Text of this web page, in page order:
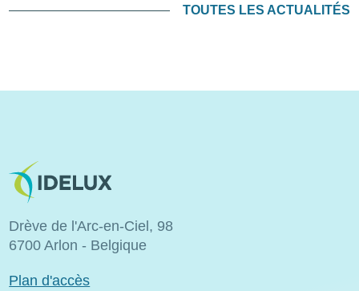
TOUTES LES ACTUALITÉS
Image
Drève de l'Arc-en-Ciel, 98
6700 Arlon - Belgique
Plan d'accès